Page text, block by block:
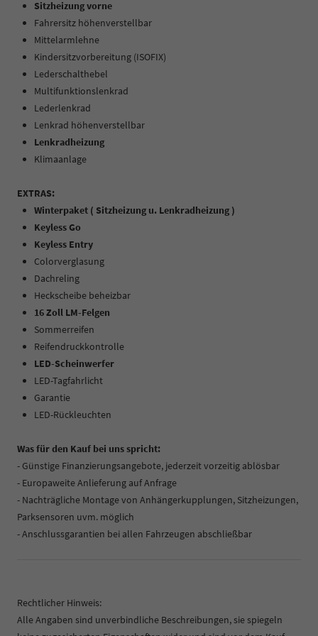
Sitzheizung vorne
Fahrersitz höhenverstellbar
Mittelarmlehne
Kindersitzvorbereitung (ISOFIX)
Lederschalthebel
Multifunktionslenkrad
Lederlenkrad
Lenkrad höhenverstellbar
Lenkradheizung
Klimaanlage
EXTRAS:
Winterpaket ( Sitzheizung u. Lenkradheizung )
Keyless Go
Keyless Entry
Colorverglasung
Dachreling
Heckscheibe beheizbar
16 Zoll LM-Felgen
Sommerreifen
Reifendruckkontrolle
LED-Scheinwerfer
LED-Tagfahrlicht
Garantie
LED-Rückleuchten
Was für den Kauf bei uns spricht:
- Günstige Finanzierungsangebote, jederzeit vorzeitig ablösbar
- Europaweite Anlieferung auf Anfrage
- Nachträgliche Montage von Anhängerkupplungen, Sitzheizungen,
Parksensoren uvm. möglich
- Anschlussgarantien bei allen Fahrzeugen abschließbar
Rechtlicher Hinweis:
Alle Angaben sind unverbindliche Beschreibungen, sie spiegeln